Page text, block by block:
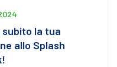
subito la tua
allo Splash